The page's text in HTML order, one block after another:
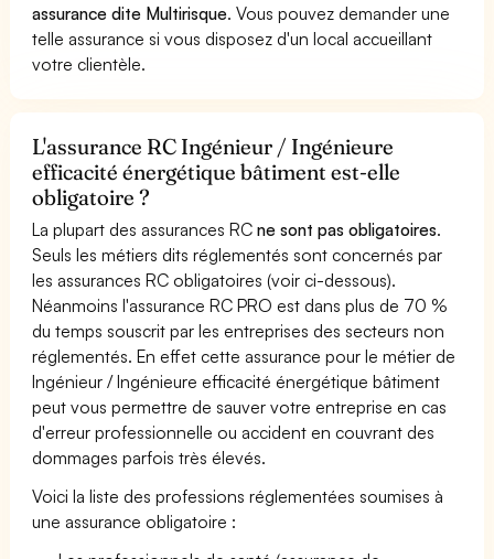
assurance dite Multirisque. Vous pouvez demander une
telle assurance si vous disposez d'un local accueillant
votre clientèle.
L'assurance RC Ingénieur / Ingénieure
efficacité énergétique bâtiment est-elle
obligatoire ?
La plupart des assurances RCne sont pas obligatoires.
Seuls les métiers dits réglementés sont concernés par
les assurances RC obligatoires (voir ci-dessous).
Néanmoins l'assurance RC PRO est dans plus de 70 %
du temps souscrit par les entreprises des secteurs non
réglementés. En effet cette assurance pour le métier de
Ingénieur / Ingénieure efficacité énergétique bâtiment
peut vous permettre de sauver votre entreprise en cas
d'erreur professionnelle ou accident en couvrant des
dommages parfois très élevés.
Voici la liste des professions réglementées soumises à
une assurance obligatoire :